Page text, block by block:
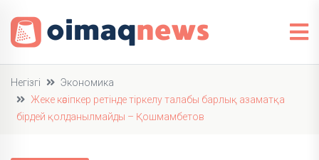
Негізгі
Экономика
Жеке кәсіпкер ретінде тіркелу талабы барлық азаматқа
бірдей қолданылмайды – Қошмамбетов